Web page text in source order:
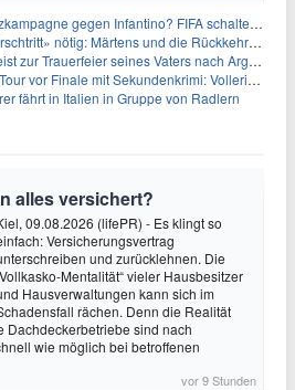
gegen Infantino? FIFA schaltet auf Angriff
nötig: Märtens und die Rückkehr nach Paris
zur Trauerfeier seines Vaters nach Argentinien
vor Finale mit Sekundenkrimi: Vollering in Gelb
fährt in Italien in Gruppe von Radlern
alles versichert?
09.08.2026 (lifePR) - Es klingt so
Versicherungsvertrag
und zurücklehnen. Die
Mentalität“ vieler Hausbesitzer
Hausverwaltungen kann sich im
rächen. Denn die Realität
Dachdeckerbetriebe sind nach
wie möglich bei betroffenen
vor 9 Stunden